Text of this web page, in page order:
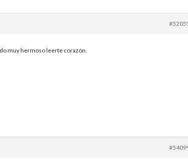
muy hermoso leerte corazón.